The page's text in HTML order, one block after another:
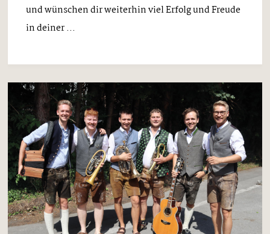
und wünschen dir weiterhin viel Erfolg und Freude
in deiner ...